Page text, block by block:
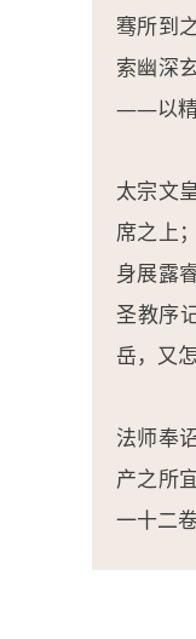
骞所到
索幽深
——以精
太宗文
席之上
身展露
圣教序
岳，又
法师奉
产之所
一十二